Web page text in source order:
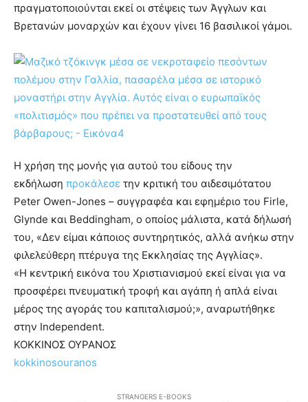
πραγματοποιούνται εκεί οι στέψεις των Άγγλων και
Βρετανών μοναρχών και έχουν γίνει 16 βασιλικοί γάμοι.
Η χρήση της μονής για αυτού του είδους την
εκδήλωση προκάλεσε την κριτική του αιδεσιμότατου
Peter Owen-Jones – συγγραφέα και εφημέριο του Firle,
Glynde και Beddingham, ο οποίος μάλιστα, κατά δήλωσή
του, «Δεν είμαι κάποιος συντηρητικός, αλλά ανήκω στην
φιλελεύθερη πτέρυγα της Εκκλησίας της Αγγλίας».
«Η κεντρική εικόνα του Χριστιανισμού εκεί είναι για να
προσφέρει πνευματική τροφή και αγάπη ή απλά είναι
μέρος της αγοράς του καπιταλισμού;», αναρωτήθηκε
στην Independent.
ΚΟΚΚΙΝΟΣ ΟΥΡΑΝΟΣ
kokkinosouranos
STRANGERS E-BOOKS